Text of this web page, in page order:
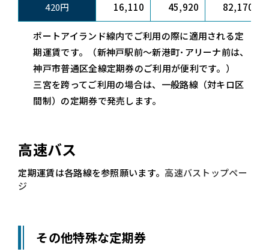
420円 16,110 45,920 82,170
ポートアイランド線内でご利用の際に適用される定
期運賃です。（新神戸駅前～新港町･アリーナ前は、
神戸市普通区全線定期券のご利用が便利です。）
三宮を跨ってご利用の場合は、一般路線（対キロ区
間制）の定期券で発売します。
高速バス
定期運賃は各路線を参照願います。 高速バストップペー
ジ
その他特殊な定期券